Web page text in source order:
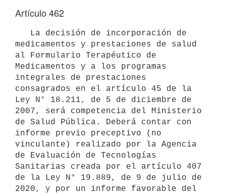
Artículo 462
medicamentos y prestaciones de salud
al Formulario Terapéutico de
Medicamentos y a los programas
integrales de prestaciones
consagrados en el artículo 45 de la
Ley N° 18.211, de 5 de diciembre de
2007, será competencia del Ministerio
de Salud Pública. Deberá contar con
informe previo preceptivo (no
vinculante) realizado por la Agencia
de Evaluación de Tecnologías
Sanitarias creada por el artículo 407
de la Ley N° 19.889, de 9 de julio de
2020, y por un informe favorable del